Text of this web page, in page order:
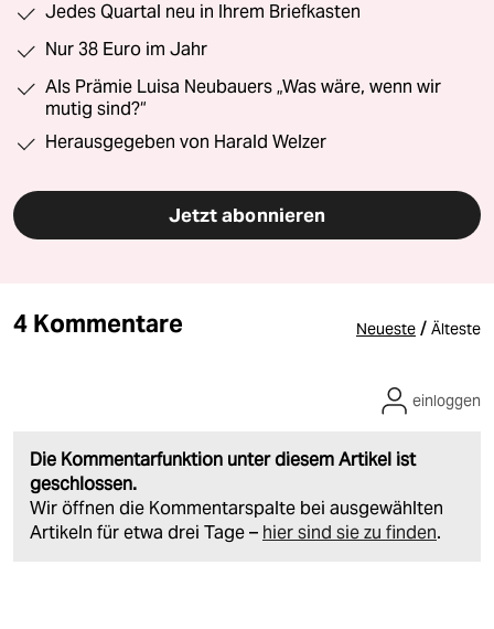
Jedes Quartal neu in Ihrem Briefkasten
Nur 38 Euro im Jahr
Als Prämie Luisa Neubauers „Was wäre, wenn wir
mutig sind?“
Herausgegeben von Harald Welzer
Jetzt abonnieren
4 Kommentare Neueste / Älteste
Die Kommentarfunktion unter diesem Artikel ist
geschlossen.
Wir öffnen die Kommentarspalte bei ausgewählten
Artikeln für etwa drei Tage – hier sind sie zu finden.
einloggen